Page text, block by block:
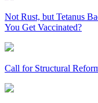
Not Rust, but Tetanus
You Get Vaccinated?
Call for Structural